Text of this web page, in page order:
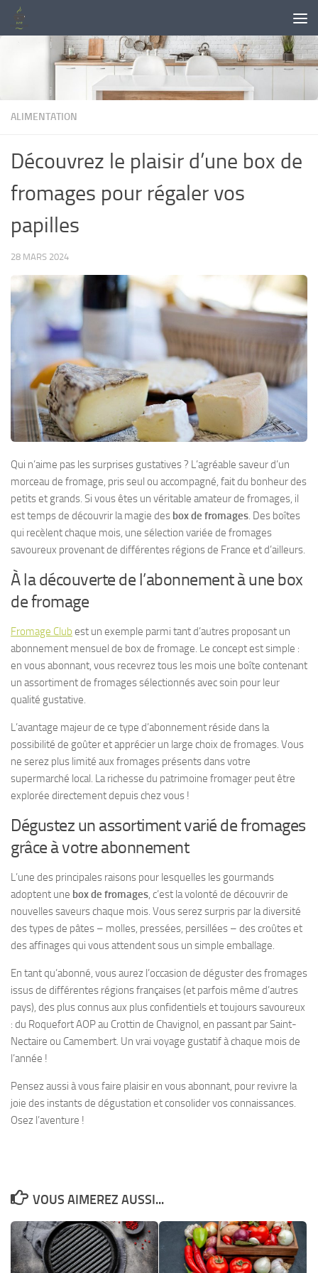
Skip to content
ALIMENTATION
Découvrez le plaisir d’une box de
fromages pour régaler vos
papilles
28 MARS 2024
Qui n’aime pas les surprises gustatives ? L’agréable saveur d’un
morceau de fromage, pris seul ou accompagné, fait du bonheur des
petits et grands. Si vous êtes un véritable amateur de fromages, il
est temps de découvrir la magie des box de fromages. Des boîtes
qui recèlent chaque mois, une sélection variée de fromages
savoureux provenant de différentes régions de France et d’ailleurs.
À la découverte de l’abonnement à une box
de fromage
Fromage Club est un exemple parmi tant d’autres proposant un
abonnement mensuel de box de fromage. Le concept est simple :
en vous abonnant, vous recevrez tous les mois une boîte contenant
un assortiment de fromages sélectionnés avec soin pour leur
qualité gustative.
L’avantage majeur de ce type d’abonnement réside dans la
possibilité de goûter et apprécier un large choix de fromages. Vous
ne serez plus limité aux fromages présents dans votre
supermarché local. La richesse du patrimoine fromager peut être
explorée directement depuis chez vous !
Dégustez un assortiment varié de fromages
grâce à votre abonnement
L’une des principales raisons pour lesquelles les gourmands
adoptent une box de fromages, c’est la volonté de découvrir de
nouvelles saveurs chaque mois. Vous serez surpris par la diversité
des types de pâtes – molles, pressées, persillées – des croûtes et
des affinages qui vous attendent sous un simple emballage.
En tant qu’abonné, vous aurez l’occasion de déguster des fromages
issus de différentes régions françaises (et parfois même d’autres
pays), des plus connus aux plus confidentiels et toujours savoureux
: du Roquefort AOP au Crottin de Chavignol, en passant par Saint-
Nectaire ou Camembert. Un vrai voyage gustatif à chaque mois de
l’année !
Pensez aussi à vous faire plaisir en vous abonnant, pour revivre la
joie des instants de dégustation et consolider vos connaissances.
Osez l’aventure !
VOUS AIMEREZ AUSSI...